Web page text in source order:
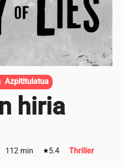
hiria
112 min 5.4
Thriller
Azpititulatua